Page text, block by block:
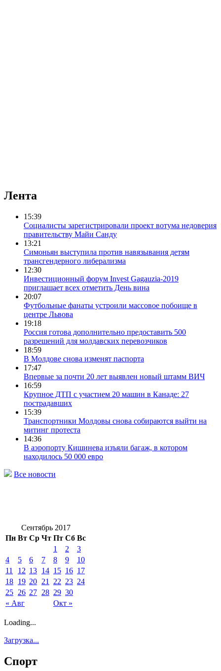
Лента
15:39
Социалисты зарегистрировали проект вотума недоверия
правительству Майи Санду
13:21
Симоньян выступила против навязывания детям
трансгендерного либерализма
12:30
Инвестиционный форум Invest Gagauzia-2019
приглашает всех отметить День вина
20:07
Футбольные фанаты устроили массовое побоище в
центре Львова
19:18
Россия готова дополнительно предоставить 500
разрешений для молдавских перевозчиков
18:59
В Молдове снова изменят паспорта
17:47
Впервые за почти 20 лет выявлен новый штамм ВИЧ
16:59
Крупное ДТП с участием 20 машин в Канаде: 27
пострадавших
15:39
Транспортники Молдовы снова собираются выйти на
митинг протеста
14:36
В аэропорту Кишинева изъяли багаж, в котором
находилось 50 000 евро
Все новости
Сентябрь 2017
Пн Вт Ср Чт Пт Сб Вс
« Авг Окт »
1 2
3
4
5 6 7 8 9
10
11
12 13 14 15 16 17
18 19 20 21 22 23 24
25 26 27 28 29 30
Loading...
Загрузка...
Спорт